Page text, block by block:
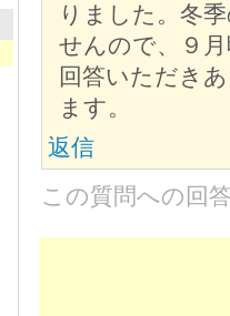
りました。冬
せんので、９
回答いただき
ます。
返信
この質問への回